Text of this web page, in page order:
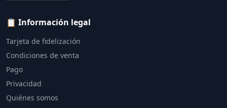
📋 Información legal
Tarjeta de fidelización
Condiciones de venta
Pago
Privacidad
Quiénes somos